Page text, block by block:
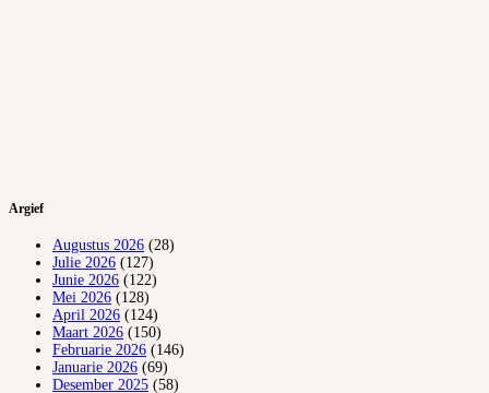
Argief
Augustus 2026 (28)
Julie 2026 (127)
Junie 2026 (122)
Mei 2026 (128)
April 2026 (124)
Maart 2026 (150)
Februarie 2026 (146)
Januarie 2026 (69)
Desember 2025 (58)